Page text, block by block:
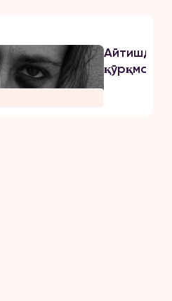
Айтишдан
қўрқмайман